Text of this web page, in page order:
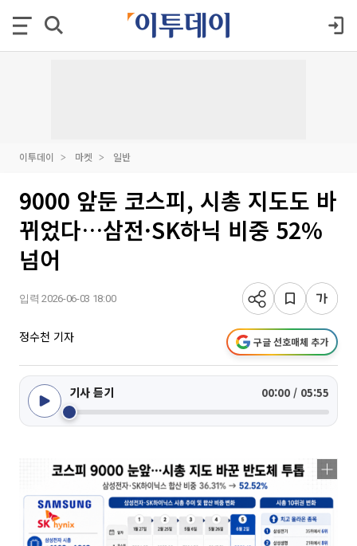
이투데이 마켓 일반
9000 앞둔 코스피, 시총 지도도 바
뀌었다…삼전·SK하닉 비중 52%
넘어
입력 2026-06-03 18:00
정수천 기자 구글 선호매체 추가
기사 듣기 00:00 / 05:55